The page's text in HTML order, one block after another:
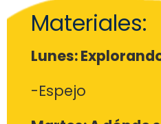
Materiales:
Lunes:
-Espejo